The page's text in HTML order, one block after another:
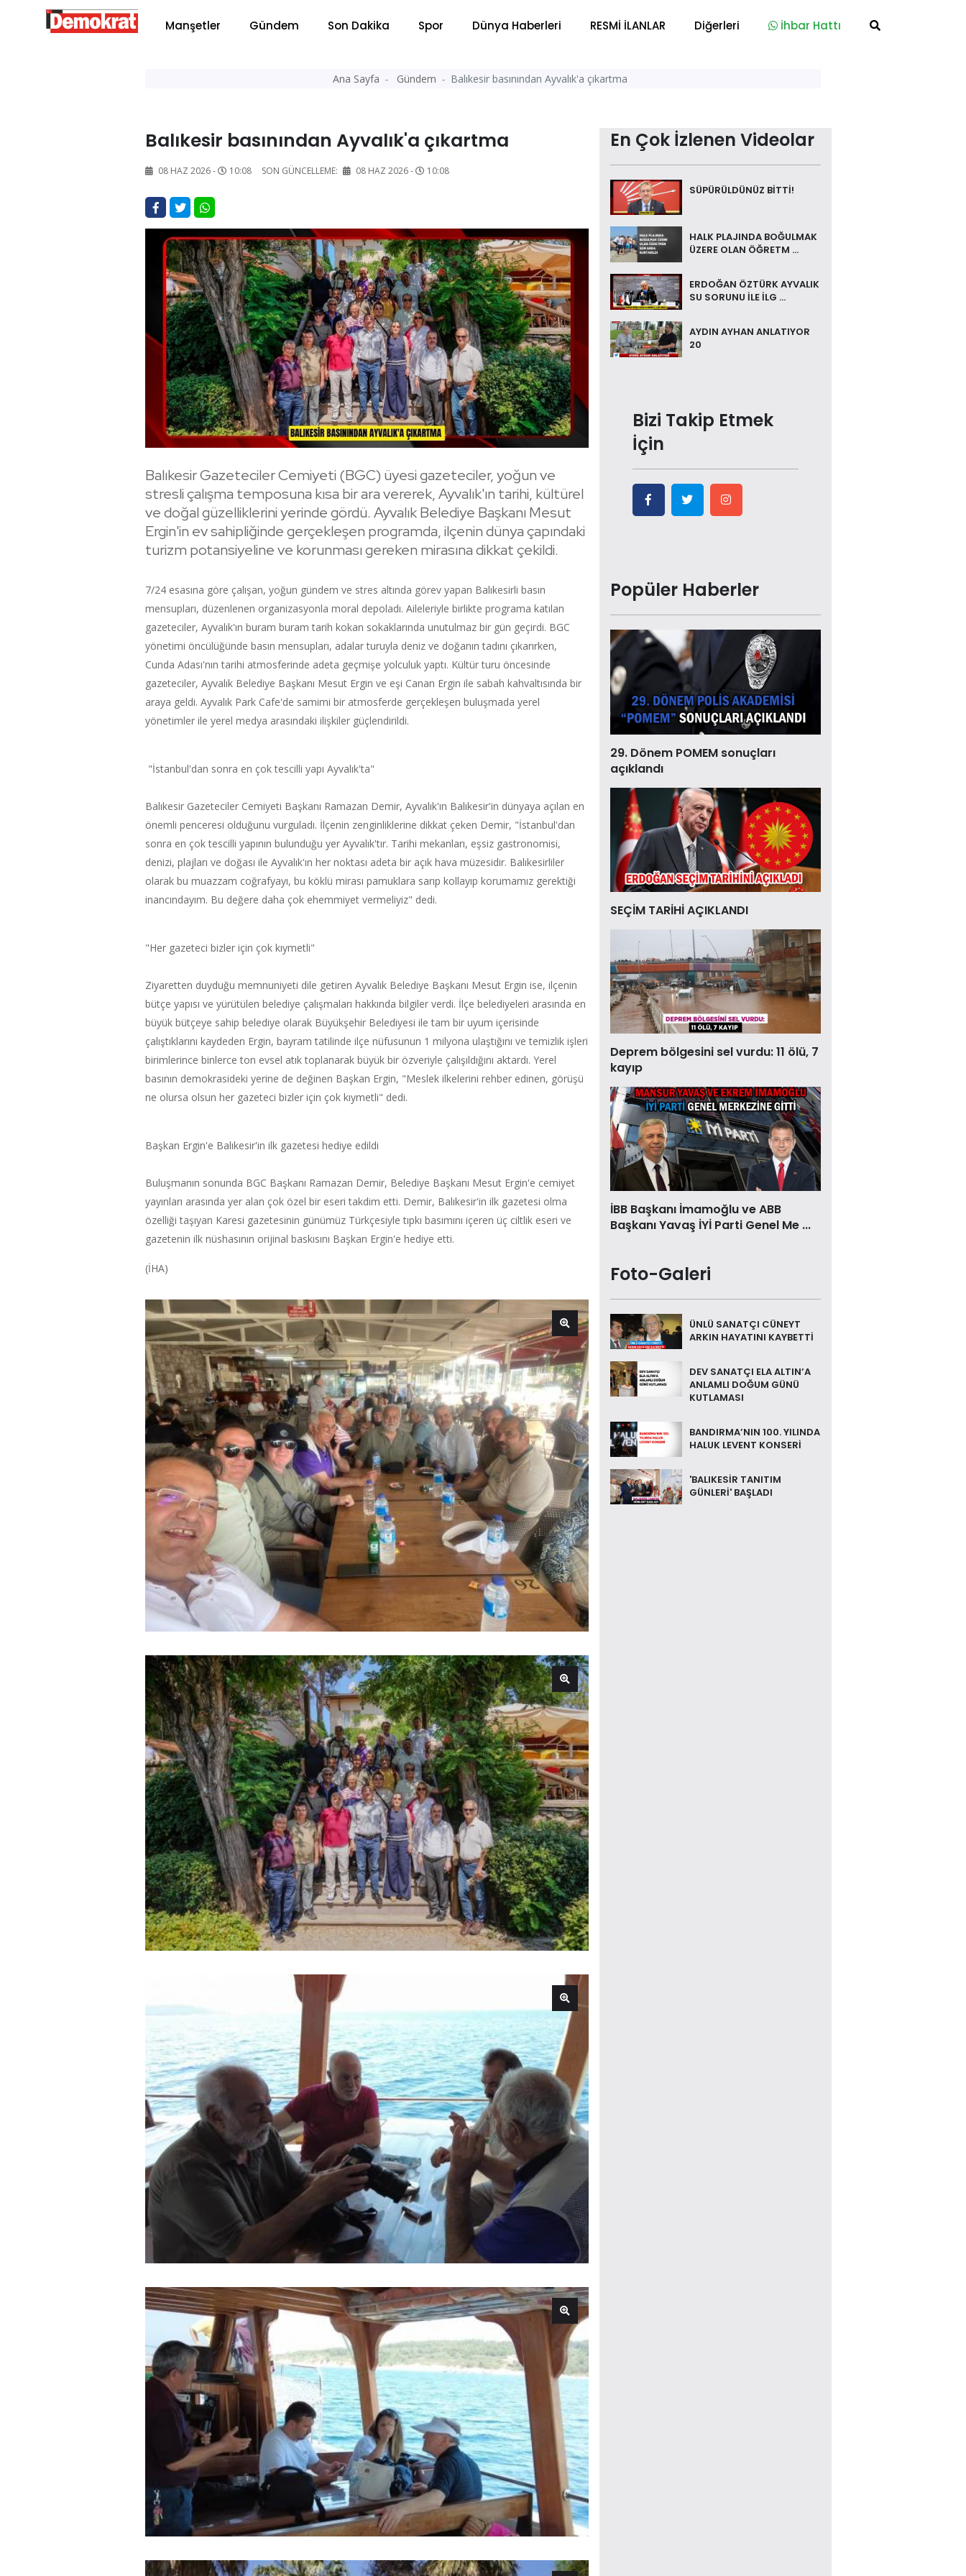
Manşetler Gündem Son Dakika Spor Dünya Haberleri RESMİ İLANLAR Diğerleri İhbar Hattı
Ana Sayfa Gündem Balıkesir basınından Ayvalık'a çıkartma
Balıkesir basınından Ayvalık'a çıkartma
08 HAZ 2026 - 10:08 SON GÜNCELLEME: 08 HAZ 2026 - 10:08
Balıkesir Gazeteciler Cemiyeti (BGC) üyesi gazeteciler, yoğun ve
stresli çalışma temposuna kısa bir ara vererek, Ayvalık'ın tarihi, kültürel
ve doğal güzelliklerini yerinde gördü. Ayvalık Belediye Başkanı Mesut
Ergin'in ev sahipliğinde gerçekleşen programda, ilçenin dünya çapındaki
turizm potansiyeline ve korunması gereken mirasına dikkat çekildi.
7/24 esasına göre çalışan, yoğun gündem ve stres altında görev yapan Balıkesirli basın
mensupları, düzenlenen organizasyonla moral depoladı. Aileleriyle birlikte programa katılan
gazeteciler, Ayvalık'ın buram buram tarih kokan sokaklarında unutulmaz bir gün geçirdi. BGC
yönetimi öncülüğünde basın mensupları, adalar turuyla deniz ve doğanın tadını çıkarırken,
Cunda Adası'nın tarihi atmosferinde adeta geçmişe yolculuk yaptı. Kültür turu öncesinde
gazeteciler, Ayvalık Belediye Başkanı Mesut Ergin ve eşi Canan Ergin ile sabah kahvaltısında bir
araya geldi. Ayvalık Park Cafe'de samimi bir atmosferde gerçekleşen buluşmada yerel
yönetimler ile yerel medya arasındaki ilişkiler güçlendirildi.
"İstanbul'dan sonra en çok tescilli yapı Ayvalık'ta"
Balıkesir Gazeteciler Cemiyeti Başkanı Ramazan Demir, Ayvalık'ın Balıkesir'in dünyaya açılan en
önemli penceresi olduğunu vurguladı. İlçenin zenginliklerine dikkat çeken Demir, "İstanbul'dan
sonra en çok tescilli yapının bulunduğu yer Ayvalık'tır. Tarihi mekanları, eşsiz gastronomisi,
denizi, plajları ve doğası ile Ayvalık'ın her noktası adeta bir açık hava müzesidir. Balıkesirliler
olarak bu muazzam coğrafyayı, bu köklü mirası pamuklara sarıp kollayıp korumamız gerektiği
inancındayım. Bu değere daha çok ehemmiyet vermeliyiz" dedi.
"Her gazeteci bizler için çok kıymetli"
Ziyaretten duyduğu memnuniyeti dile getiren Ayvalık Belediye Başkanı Mesut Ergin ise, ilçenin
bütçe yapısı ve yürütülen belediye çalışmaları hakkında bilgiler verdi. İlçe belediyeleri arasında en
büyük bütçeye sahip belediye olarak Büyükşehir Belediyesi ile tam bir uyum içerisinde
çalıştıklarını kaydeden Ergin, bayram tatilinde ilçe nüfusunun 1 milyona ulaştığını ve temizlik işleri
birimlerince binlerce ton evsel atık toplanarak büyük bir özveriyle çalışıldığını aktardı. Yerel
basının demokrasideki yerine de değinen Başkan Ergin, "Meslek ilkelerini rehber edinen, görüşü
ne olursa olsun her gazeteci bizler için çok kıymetli" dedi.
Başkan Ergin'e Balıkesir'in ilk gazetesi hediye edildi
Buluşmanın sonunda BGC Başkanı Ramazan Demir, Belediye Başkanı Mesut Ergin'e cemiyet
yayınları arasında yer alan çok özel bir eseri takdim etti. Demir, Balıkesir'in ilk gazetesi olma
özelliği taşıyan Karesi gazetesinin günümüz Türkçesiyle tıpkı basımını içeren üç ciltlik eseri ve
gazetenin ilk nüshasının orijinal baskısını Başkan Ergin'e hediye etti.
(İHA)
En Çok İzlenen Videolar
SÜPÜRÜLDÜNÜZ BİTTİ!
HALK PLAJINDA BOĞULMAK
ÜZERE OLAN ÖĞRETM ...
ERDOĞAN ÖZTÜRK AYVALIK
SU SORUNU İLE İLG ...
AYDIN AYHAN ANLATIYOR
20
Bizi Takip Etmek
İçin
Popüler Haberler
29. Dönem POMEM sonuçları
açıklandı
SEÇİM TARİHİ AÇIKLANDI
Deprem bölgesini sel vurdu: 11 ölü, 7
kayıp
İBB Başkanı İmamoğlu ve ABB
Başkanı Yavaş İYİ Parti Genel Me ...
Foto-Galeri
ÜNLÜ SANATÇI CÜNEYT
ARKIN HAYATINI KAYBETTİ
DEV SANATÇI ELA ALTIN’A
ANLAMLI DOĞUM GÜNÜ
KUTLAMASI
BANDIRMA’NIN 100. YILINDA
HALUK LEVENT KONSERİ
'BALIKESİR TANITIM
GÜNLERİ' BAŞLADI